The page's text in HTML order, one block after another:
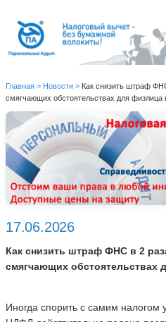
Главная > Новости > Как снизить штраф
смягчающих обстоятельствах для физлица
17.06.2026
Как снизить штраф ФНС в 2
смягчающих обстоятельствах
Иногда спорить с самим налогом